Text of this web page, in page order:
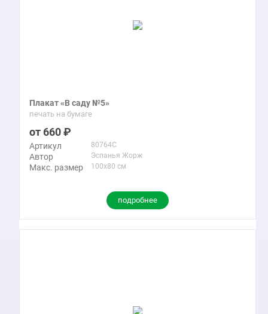
Плакат «В саду №5»
печать на бумаге
660
Артикул 80764C
Автор Эспанья Жорж
Макс. размер 100x80 см
подробнее